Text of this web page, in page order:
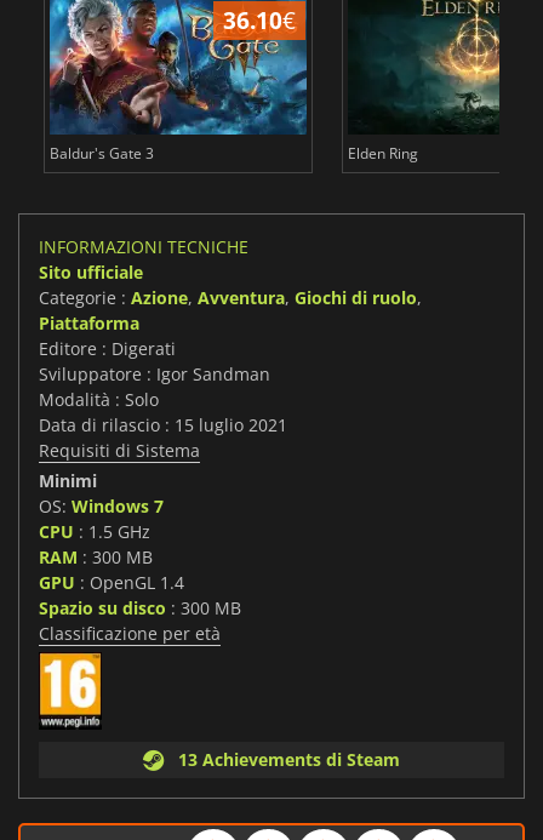
36.10€
Baldur's Gate 3 Elden Ring
INFORMAZIONI TECNICHE
Sito ufficiale
Categorie : Azione, Avventura, Giochi di ruolo,
Piattaforma
Editore : Digerati
Sviluppatore : Igor Sandman
Modalità : Solo
Data di rilascio : 15 luglio 2021
Requisiti di Sistema
Minimi
OS: Windows 7
CPU : 1.5 GHz
RAM : 300 MB
GPU : OpenGL 1.4
Spazio su disco : 300 MB
Classificazione per età
13 Achievements di Steam